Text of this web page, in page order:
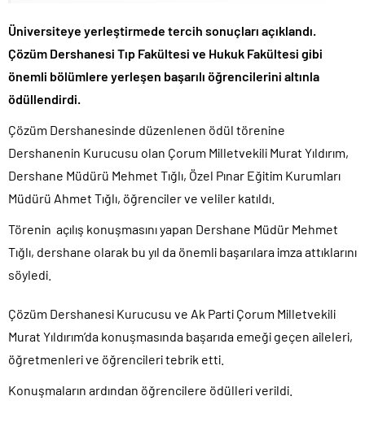
Üniversiteye yerleştirmede tercih sonuçları açıklandı.
Çözüm Dershanesi Tıp Fakültesi ve Hukuk Fakültesi gibi
önemli bölümlere yerleşen başarılı öğrencilerini altınla
ödüllendirdi.
Çözüm Dershanesinde düzenlenen ödül törenine
Dershanenin Kurucusu olan Çorum Milletvekili Murat Yıldırım,
Dershane Müdürü Mehmet Tığlı, Özel Pınar Eğitim Kurumları
Müdürü Ahmet Tığlı, öğrenciler ve veliler katıldı.
Törenin açılış konuşmasını yapan Dershane Müdür Mehmet
Tığlı, dershane olarak bu yıl da önemli başarılara imza attıklarını
söyledi.
Çözüm Dershanesi Kurucusu ve Ak Parti Çorum Milletvekili
Murat Yıldırım’da konuşmasında başarıda emeği geçen aileleri,
öğretmenleri ve öğrencileri tebrik etti.
Konuşmaların ardından öğrencilere ödülleri verildi.